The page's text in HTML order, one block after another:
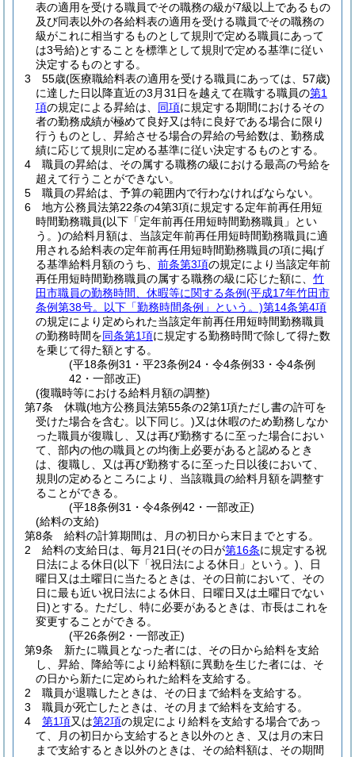
表の適用を受ける職員でその職務の級が7級以上であるもの
及び同表以外の各給料表の適用を受ける職員でその職務の
級がこれに相当するものとして規則で定める職員にあって
は3号給)とすることを標準として規則で定める基準に従い
決定するものとする。
3
55歳(医療職給料表の適用を受ける職員にあっては、57歳)
に達した日以降直近の3月31日を越えて在職する職員の第1
項の規定による昇給は、 同項に規定する期間におけるその
者の勤務成績が極めて良好又は特に良好である場合に限り
行うものとし、昇給させる場合の昇給の号給数は、勤務成
績に応じて規則に定める基準に従い決定するものとする。
4
職員の昇給は、その属する職務の級における最高の号給を
超えて行うことができない。
5
職員の昇給は、予算の範囲内で行わなければならない。
6
地方公務員法第22条の4第3項に規定する定年前再任用短
時間勤務職員(以下「定年前再任用短時間勤務職員」とい
う。)の給料月額は、当該定年前再任用短時間勤務職員に適
用される給料表の定年前再任用短時間勤務職員の項に掲げ
る基準給料月額のうち、 前条第3項の規定により当該定年前
再任用短時間勤務職員の属する職務の級に応じた額に、 竹
田市職員の勤務時間、休暇等に関する条例(平成17年竹田市
条例第38号。以下「勤務時間条例」という。)第14条第4項
の規定により定められた当該定年前再任用短時間勤務職員
の勤務時間を同条第1項に規定する勤務時間で除して得た数
を乗じて得た額とする。
(平18条例31・平23条例24・令4条例33・令4条例
42・一部改正)
(復職時等における給料月額の調整)
第7条
休職(地方公務員法第55条の2第1項ただし書の許可を
受けた場合を含む。以下同じ。)又は休暇のため勤務しなか
った職員が復職し、又は再び勤務するに至った場合におい
て、部内の他の職員との均衡上必要があると認めるとき
は、復職し、又は再び勤務するに至った日以後において、
規則の定めるところにより、当該職員の給料月額を調整す
ることができる。
(平18条例31・令4条例42・一部改正)
(給料の支給)
第8条
給料の計算期間は、月の初日から末日までとする。
2
給料の支給日は、毎月21日(その日が第16条に規定する祝
日法による休日(以下「祝日法による休日」という。) 、日
曜日又は土曜日に当たるときは、その日前において、その
日に最も近い祝日法による休日、日曜日又は土曜日でない
日)とする。 ただし、特に必要があるときは、市長はこれを
変更することができる。
(平26条例2・一部改正)
第9条
新たに職員となった者には、その日から給料を支給
し、昇給、降給等により給料額に異動を生じた者には、そ
の日から新たに定められた給料を支給する。
2
職員が退職したときは、その日まで給料を支給する。
3
職員が死亡したときは、その月まで給料を支給する。
4
第1項又は第2項の規定により給料を支給する場合であっ
て、月の初日から支給するとき以外のとき、又は月の末日
まで支給するとき以外のときは、その給料額は、その期間